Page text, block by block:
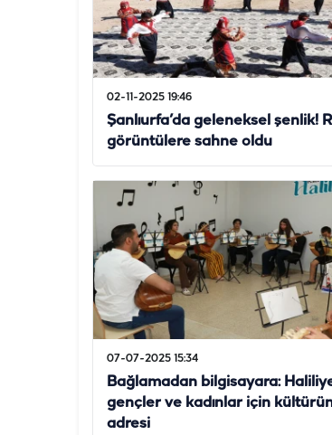
02-11-2025 19:46
Şanlıurfa’da geleneksel şenlik!
görüntülere sahne oldu
07-07-2025 15:34
Bağlamadan bilgisayara:
gençler ve kadınlar için
adresi